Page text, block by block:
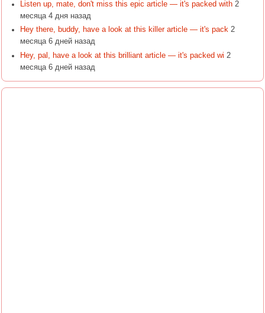
Listen up, mate, don't miss this epic article — it's packed with 2
месяца 4 дня назад
Hey there, buddy, have a look at this killer article — it's pack 2
месяца 6 дней назад
Hey, pal, have a look at this brilliant article — it's packed wi 2
месяца 6 дней назад